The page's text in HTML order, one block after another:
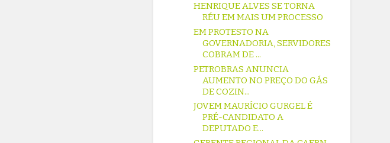
HENRIQUE ALVES SE TORNA
RÉU EM MAIS UM PROCESSO
EM PROTESTO NA
GOVERNADORIA, SERVIDORES
COBRAM DE ...
PETROBRAS ANUNCIA
AUMENTO NO PREÇO DO GÁS
DE COZIN...
JOVEM MAURÍCIO GURGEL É
PRÉ-CANDIDATO A
DEPUTADO E...